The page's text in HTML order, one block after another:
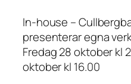
In-house –
presenterar egna
Fredag 28 oktober kl
oktober kl 16.00